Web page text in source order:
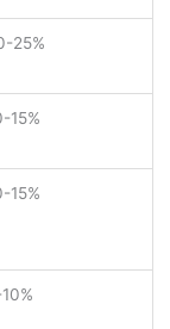
25%
15%
15%